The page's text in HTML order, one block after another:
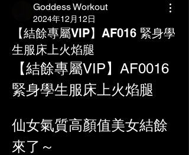
Goddess Workout
2024年12月12日
【結餘專屬VIP】AF016 緊身學
生服床上火焰腿
【結餘專屬VIP】AF0016
緊身學生服床上火焰腿
仙女氣質高顏值美女結餘
來了～